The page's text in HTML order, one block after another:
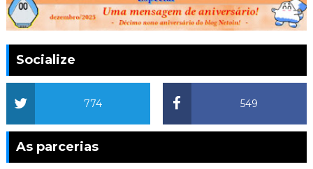
Socialize
549
774
As parcerias